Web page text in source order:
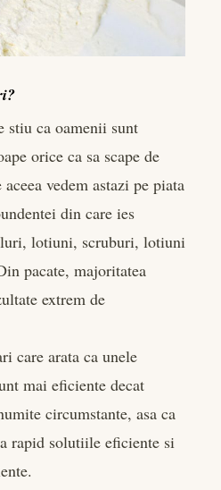
stiu ca oamenii sunt
orice ca sa scape de
vedem astazi pe piata
din care ies
lotiuni, scruburi, lotiuni
pacate, majoritatea
extrem de
care arata ca unele
mai eficiente decat
circumstante, asa ca
rapid solutiile eficiente si